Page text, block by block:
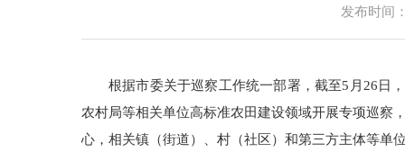
发布时间
根据市委关于巡察工作统一部署，截至5月26日
农村局等相关单位高标准农田建设领域开展专项巡察
心，相关镇（街道）、村（社区）和第三方主体等单